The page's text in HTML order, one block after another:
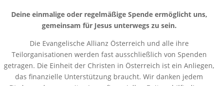
Deine einmalige oder regelmäßige Spende ermöglicht uns,
gemeinsam für Jesus unterwegs zu sein.
Die Evangelische Allianz Österreich und alle ihre
Teilorganisationen werden fast ausschließlich von Spenden
getragen. Die Einheit der Christen in Österreich ist ein Anliegen,
das finanzielle Unterstützung braucht. Wir danken jedem